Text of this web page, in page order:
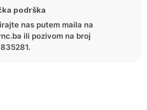
podrška
nas putem maila na
ili pozivom na broj